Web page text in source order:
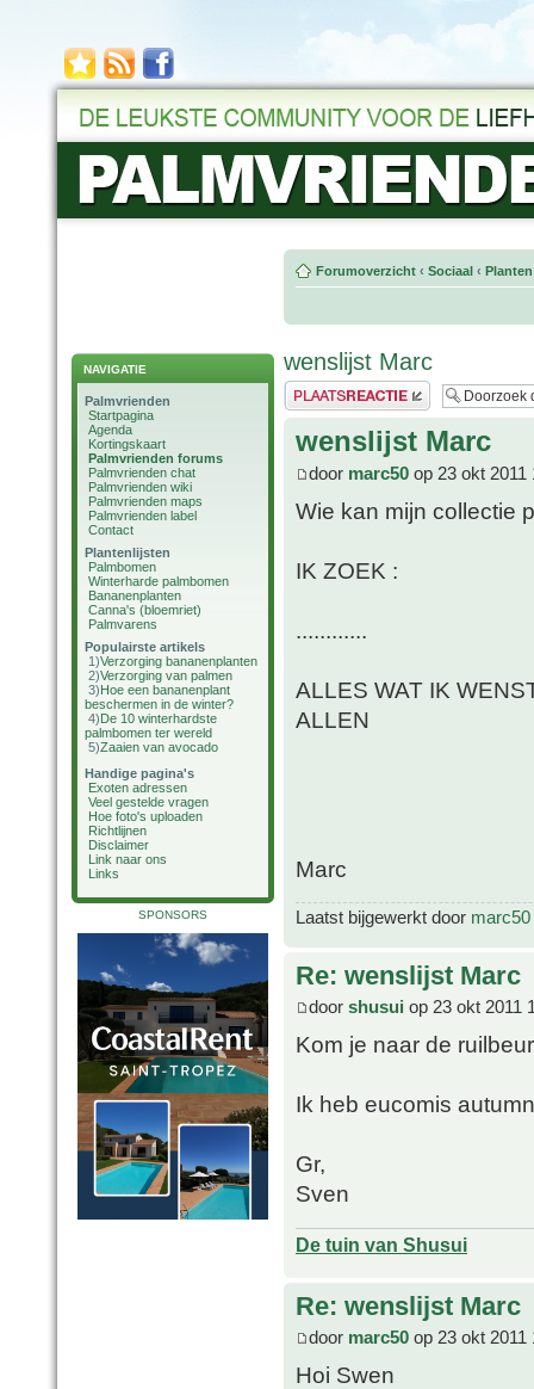
NAVIGATIE
Palmvrienden
Startpagina
Agenda
Kortingskaart
Palmvrienden forums
Palmvrienden chat
Palmvrienden wiki
Palmvrienden maps
Palmvrienden label
Contact
Plantenlijsten
Palmbomen
Winterharde palmbomen
Bananenplanten
Canna's (bloemriet)
Palmvarens
Populairste artikels
1)Verzorging bananenplanten
2)Verzorging van palmen
3)Hoe een bananenplant
beschermen in de winter?
4)De 10 winterhardste
palmbomen ter wereld
5)Zaaien van avocado
Handige pagina's
Exoten adressen
Veel gestelde vragen
Hoe foto's uploaden
Richtlijnen
Disclaimer
Link naar ons
Links
SPONSORS
Forumoverzicht ‹ Sociaal ‹
wenslijst Marc
Plaats een reactie
wenslijst Marc
door marc50 op 23 okt 2011
Wie kan mijn collectie
IK ZOEK :
............
ALLES WAT IK
ALLEN
Marc
Laatst bijgewerkt door marc50
Re: wenslijst Marc
door shusui op 23 okt 2011
Kom je naar de
Ik heb eucomis
Gr,
Sven
De tuin van Shusui
Re: wenslijst Marc
door marc50 op 23 okt 2011
Hoi Swen